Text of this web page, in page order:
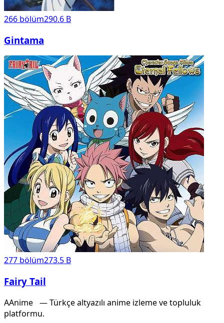
266 bölüm290.6 B
Gintama
277 bölüm273.5 B
Fairy Tail
AAnime — Türkçe altyazılı anime izleme ve topluluk
platformu.